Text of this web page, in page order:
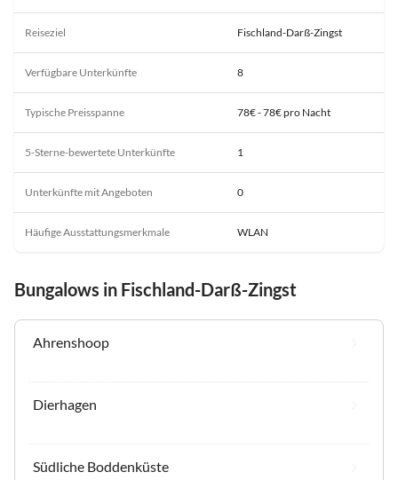
Reiseziel Fischland-Darß-Zingst
Verfügbare Unterkünfte 8
Typische Preisspanne 78€ - 78€ pro Nacht
5-Sterne-bewertete Unterkünfte 1
Unterkünfte mit Angeboten 0
Häufige Ausstattungsmerkmale WLAN
Bungalows in Fischland-Darß-Zingst
Ahrenshoop
Dierhagen
Südliche Boddenküste